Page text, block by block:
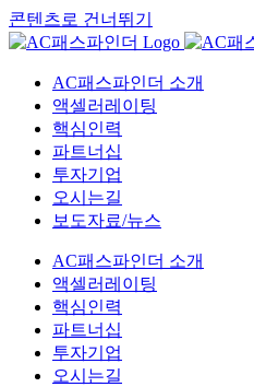
콘텐츠로 건너뛰기
AC패스파인더 소개
액셀러레이팅
핵심인력
파트너십
투자기업
오시는길
보도자료/뉴스
AC패스파인더 소개
액셀러레이팅
핵심인력
파트너십
투자기업
오시는길